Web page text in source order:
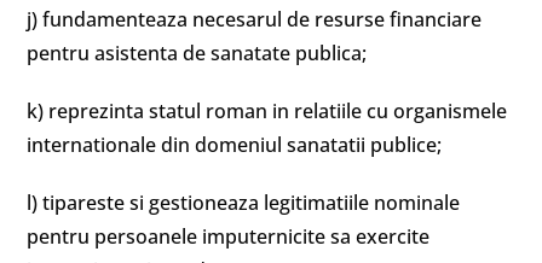
j) fundamenteaza necesarul de resurse financiare
pentru asistenta de sanatate publica;
k) reprezinta statul roman in relatiile cu organismele
internationale din domeniul sanatatii publice;
l) tipareste si gestioneaza legitimatiile nominale
pentru persoanele imputernicite sa exercite